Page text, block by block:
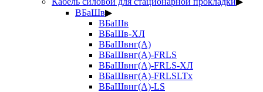
ВБаШв▶
ВБаШв
ВБаШв-ХЛ
ВБаШвнг(А)
ВБаШвнг(А)-FRLS
ВБаШвнг(А)-FRLS-ХЛ
ВБаШвнг(А)-FRLSLTx
ВБаШвнг(А)-LS